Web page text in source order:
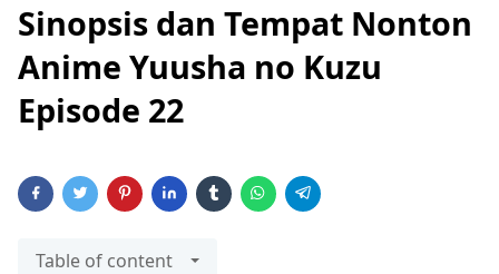
Sinopsis dan Tempat Nonton
Anime Yuusha no Kuzu
Episode 22
Table of content